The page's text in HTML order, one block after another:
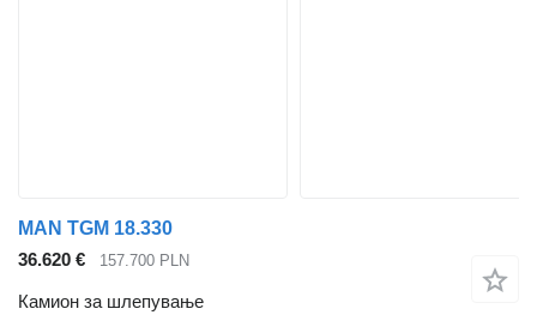
MAN TGM 18.330
36.620 €
157.700 PLN
Камион за шлепување